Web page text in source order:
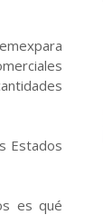
Estados
es qué